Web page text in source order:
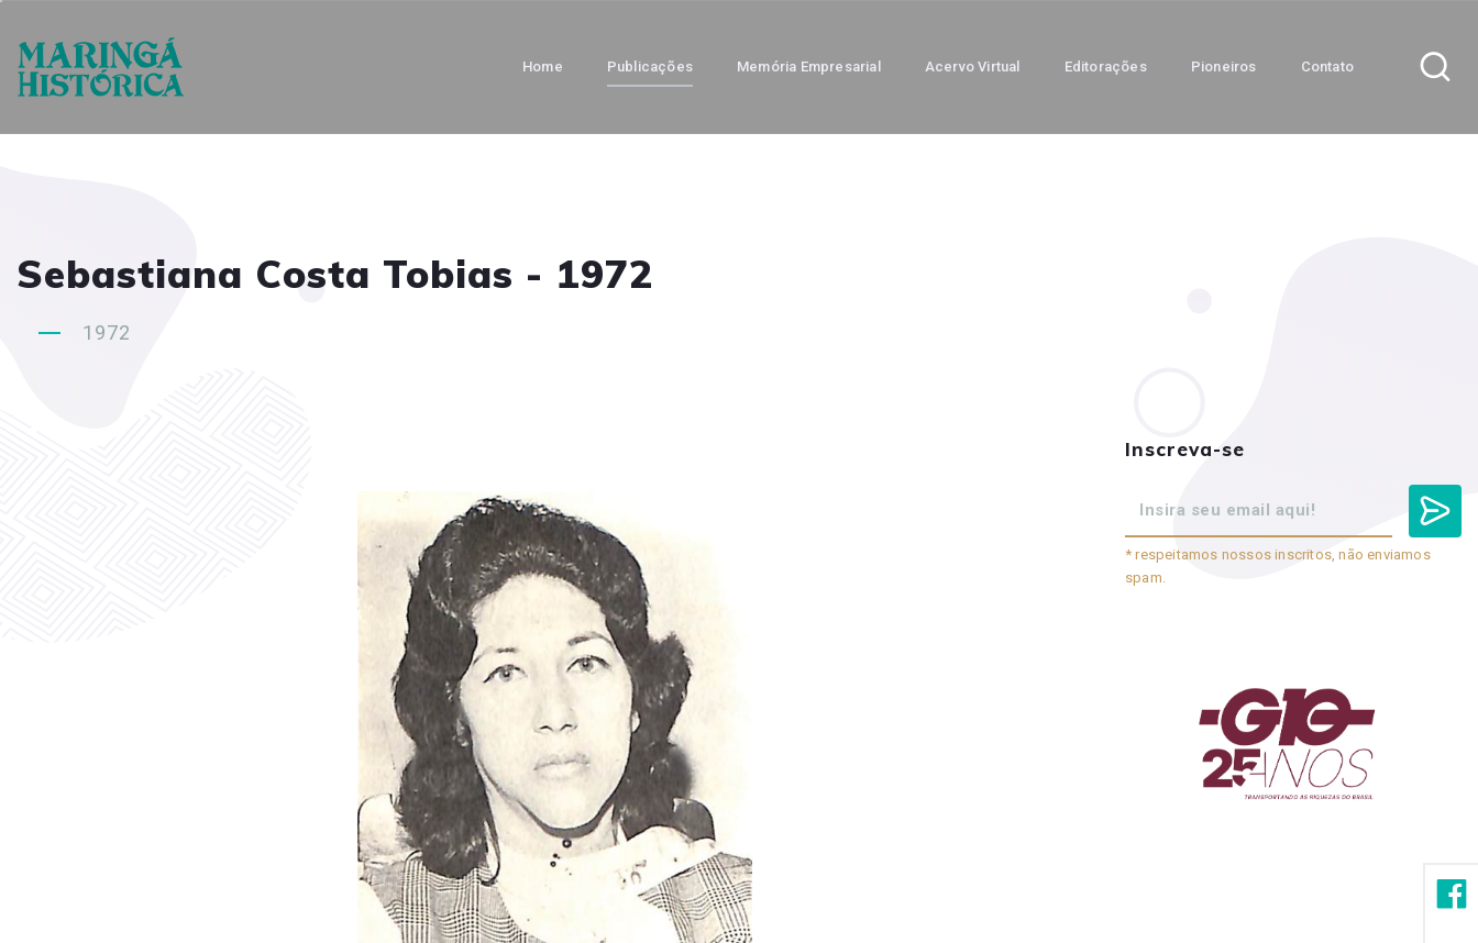
Home Publicações Memória Empresarial Acervo Virtual Editorações Pioneiros Contato
Sebastiana Costa Tobias - 1972
1972
Inscreva-se
* respeitamos nossos inscritos, não enviamos
spam.